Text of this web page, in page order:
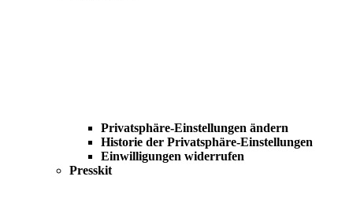
Privatsphäre-Einstellungen ändern
Historie der Privatsphäre-Einstellungen
Einwilligungen widerrufen
Presskit